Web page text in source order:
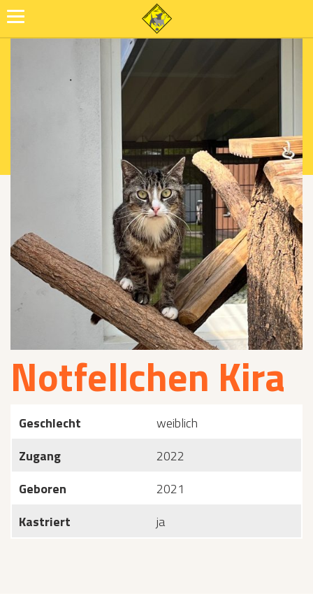
Notfellchen Kira
Geschlecht
weiblich
Zugang
2022
Geboren
2021
Kastriert
ja